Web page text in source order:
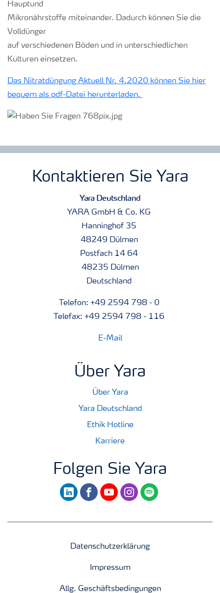
Hauptund
Mikronährstoffe miteinander. Dadurch können Sie die
Volldünger
auf verschiedenen Böden und in unterschiedlichen
Kulturen einsetzen.
Das Nitratdüngung Aktuell Nr. 4.2020 können Sie hier
bequem als pdf-Datei herunterladen.
Kontaktieren Sie Yara
Yara Deutschland
YARA GmbH & Co. KG
Hanninghof 35
48249 Dülmen
Postfach 14 64
48235 Dülmen
Deutschland
Telefon: +49 2594 798 - 0
Telefax: +49 2594 798 - 116
E-Mail
Über Yara
Über Yara
Yara Deutschland
Ethik Hotline
Karriere
Folgen Sie Yara
linkedinfacebookyoutubeinstagram
spotify
Datenschutzerklärung
Impressum
Allg. Geschäftsbedingungen